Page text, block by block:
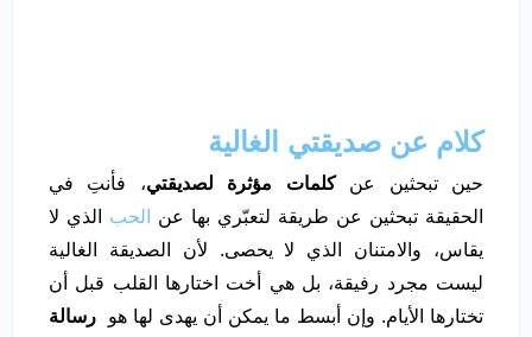
كلام عن صديقتي الغالية
حين تبحثين عنكلمات مؤثرة لصديقتي، فأنتِ في
الحقيقة تبحثين عن طريقة لتعبّري بها عن الحب الذي لا
يقاس، والامتنان الذي لا يحصى. لأن الصديقة الغالية
ليست مجرد رفيقة، بل هي أخت اختارها القلب قبل أن
تختارها الأيام. وإن أبسط ما يمكن أن يهدى لها هو رسالة